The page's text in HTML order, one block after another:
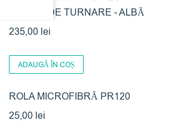
RĂȘINĂ DE TURNARE - ALBĂ
235,00 lei
ADAUGĂ ÎN COȘ
ROLA MICROFIBRĂ PR120
25,00 lei